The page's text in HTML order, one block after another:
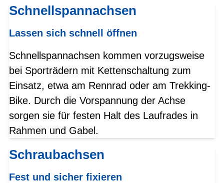
Schnellspannachsen
Lassen sich schnell öffnen
Schnellspannachsen kommen vorzugsweise
bei Sporträdern mit Kettenschaltung zum
Einsatz, etwa am Rennrad oder am Trekking-
Bike. Durch die Vorspannung der Achse
sorgen sie für festen Halt des Laufrades in
Rahmen und Gabel.
Schraubachsen
Fest und sicher fixieren